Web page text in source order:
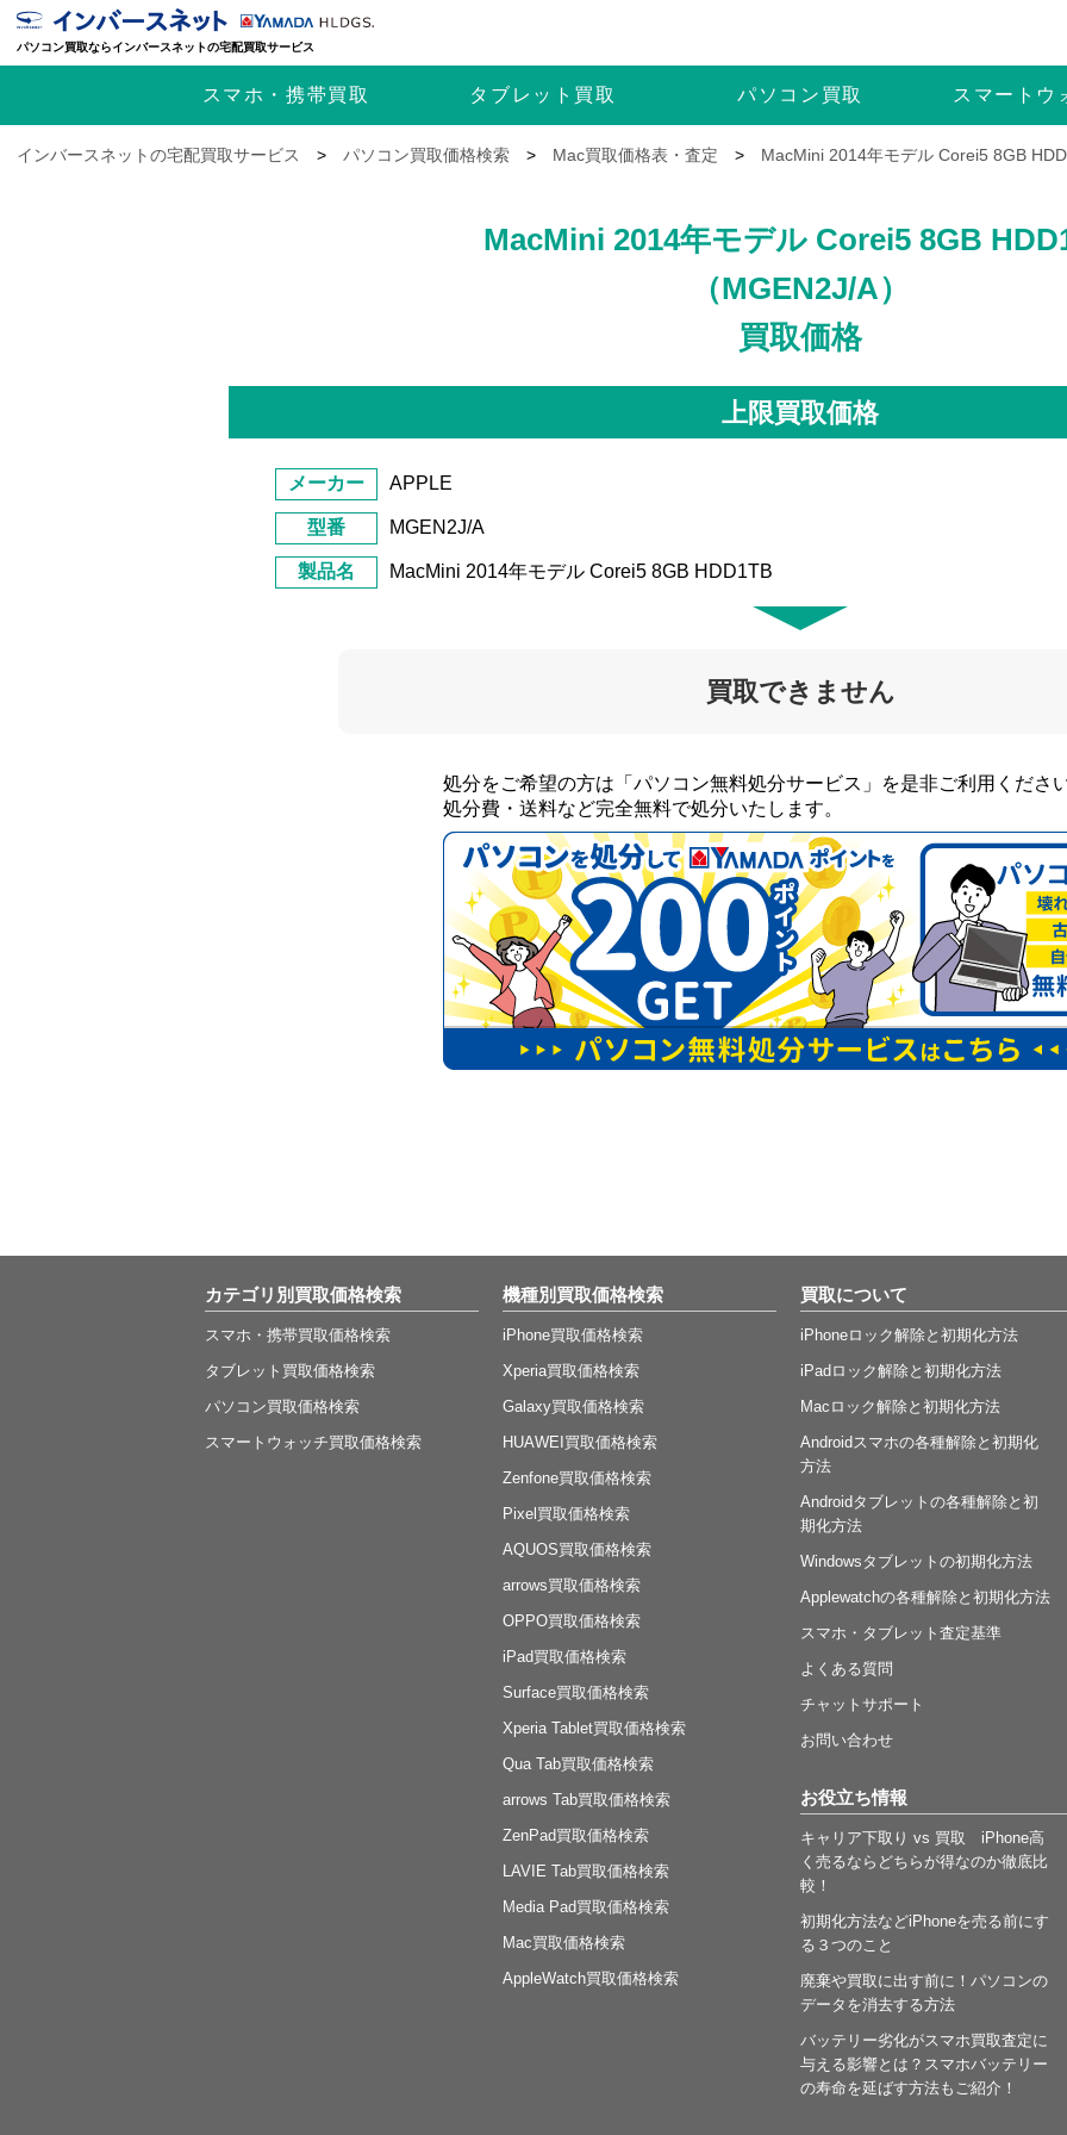
パソコン買取ならインバースネットの宅配買取サービス
スマホ・携帯買取 タブレット 買取 パソコン 買取 スマートウ
インバースネットの宅配買取サービス > パソコン買取価格検索 > Mac買取価格表・査定 > MacMini 2014年モデル Corei5 8GB
MacMini 2014年モデル Corei5 8GB
（MGEN2J/A）
買取価格
上限買取価格
メーカー APPLE
型番 MGEN2J/A
製品名 MacMini 2014年モデル Corei5 8GB HDD1TB
買取できません
処分をご希望の方は「パソコン無料処分サービス」を是非ご利用くださ
処分費・送料など完全無料で処分いたします。
カテゴリ別買取価格検索
スマホ・携帯買取価格検索
タブレット買取価格検索
パソコン買取価格検索
スマートウォッチ買取価格検索
機種別買取価格検索
iPhone買取価格検索
Xperia買取価格検索
Galaxy買取価格検索
HUAWEI買取価格検索
Zenfone買取価格検索
Pixel買取価格検索
AQUOS買取価格検索
arrows買取価格検索
OPPO買取価格検索
iPad買取価格検索
Surface買取価格検索
Xperia Tablet買取価格検索
Qua Tab買取価格検索
arrows Tab買取価格検索
ZenPad買取価格検索
LAVIE Tab買取価格検索
Media Pad買取価格検索
Mac買取価格検索
AppleWatch買取価格検索
買取について
iPhoneロック解除と初期化方法
iPadロック解除と初期化方法
Macロック解除と初期化方法
Androidスマホの各種解除と初期化
方法
Androidタブレットの各種解除と初
期化方法
Windowsタブレットの初期化方法
Applewatchの各種解除と初期化方法
スマホ・タブレット査定基準
よくある質問
チャットサポート
お問い合わせ
お役立ち情報
キャリア下取り vs 買取 iPhone高
く売るならどちらが得なのか徹底比
較！
初期化方法などiPhoneを売る前にす
る３つのこと
廃棄や買取に出す前に！パソコンの
データを消去する方法
バッテリー劣化がスマホ買取査定に
与える影響とは？スマホバッテリー
の寿命を延ばす方法もご紹介！